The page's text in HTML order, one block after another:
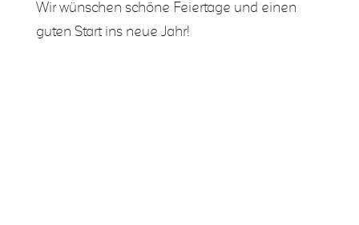
Wir wünschen schöne Feiertage und einen
guten Start ins neue Jahr!